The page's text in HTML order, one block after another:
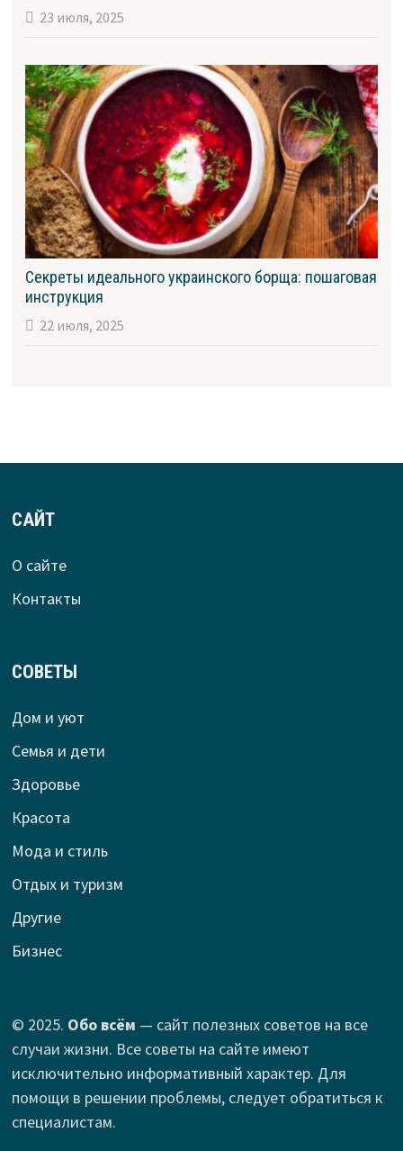
23 июля, 2025
Секреты идеального украинского борща: пошаговая
инструкция
22 июля, 2025
САЙТ
О сайте
Контакты
СОВЕТЫ
Дом и уют
Семья и дети
Здоровье
Красота
Мода и стиль
Отдых и туризм
Другие
Бизнес
© 2025. Обо всём — сайт полезных советов на все
случаи жизни. Все советы на сайте имеют
исключительно информативный характер. Для
помощи в решении проблемы, следует обратиться к
специалистам.